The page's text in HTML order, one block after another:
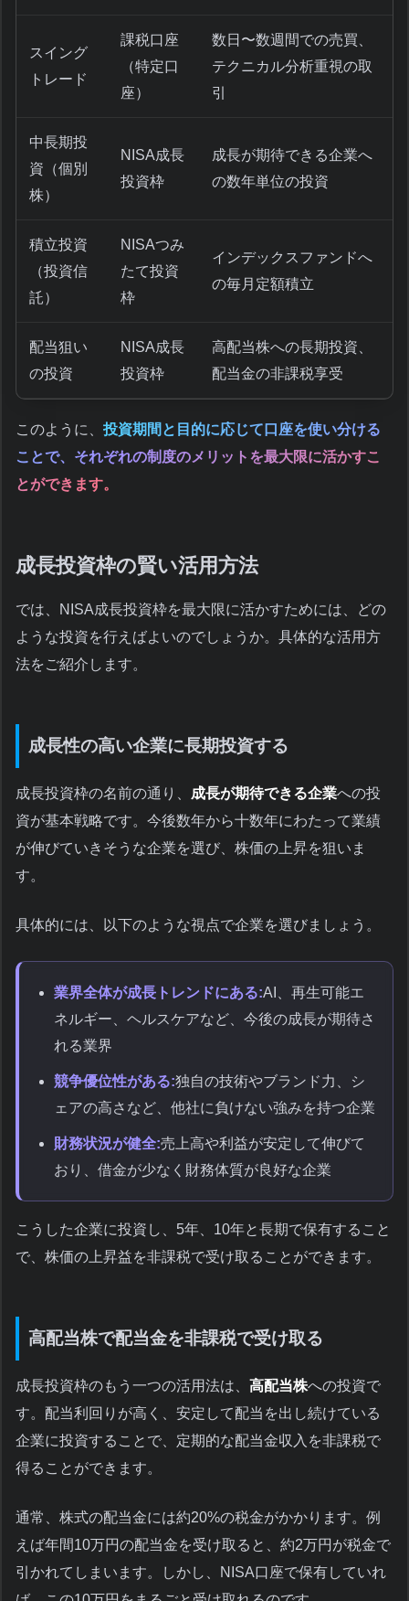
スイング
トレード
課税口座
（特定口
座）
数日〜数週間での売買、
テクニカル分析重視の取
引
中長期投
資（個別
株）
NISA成長
投資枠
成長が期待できる企業へ
の数年単位の投資
積立投資
（投資信
託）
NISAつみ
たて投資
枠
インデックスファンドへ
の毎月定額積立
配当狙い
の投資
NISA成長
投資枠
高配当株への長期投資、
配当金の非課税享受
このように、 投資期間と目的に応じて口座を使い分ける
ことで、それぞれの制度のメリットを最大限に活かすこ
とができます。
成長投資枠の賢い活用方法
では、NISA成長投資枠を最大限に活かすためには、どの
ような投資を行えばよいのでしょうか。具体的な活用方
法をご紹介します。
成長性の高い企業に長期投資する
成長投資枠の名前の通り、 成長が期待できる企業への投
資が基本戦略です。今後数年から十数年にわたって業績
が伸びていきそうな企業を選び、株価の上昇を狙いま
す。
具体的には、以下のような視点で企業を選びましょう。
業界全体が成長トレンドにある:AI、再生可能エ
ネルギー、ヘルスケアなど、今後の成長が期待さ
れる業界
競争優位性がある:独自の技術やブランド力、シ
ェアの高さなど、他社に負けない強みを持つ企業
財務状況が健全:売上高や利益が安定して伸びて
おり、借金が少なく財務体質が良好な企業
こうした企業に投資し、5年、10年と長期で保有すること
で、株価の上昇益を非課税で受け取ることができます。
高配当株で配当金を非課税で受け取る
成長投資枠のもう一つの活用法は、 高配当株への投資で
す。配当利回りが高く、安定して配当を出し続けている
企業に投資することで、定期的な配当金収入を非課税で
得ることができます。
通常、株式の配当金には約20%の税金がかかります。例
えば年間10万円の配当金を受け取ると、約2万円が税金で
引かれてしまいます。しかし、NISA口座で保有していれ